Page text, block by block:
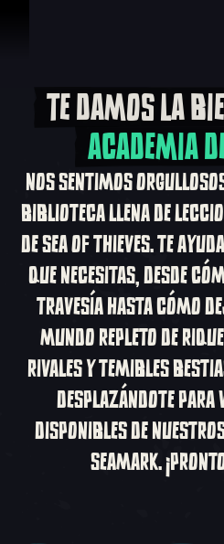
TE DAMOS LA
ACADEMIA
NOS SENTIMOS
BIBLIOTECA LLENA DE
DE SEA OF THIEVES. TE
QUE NECESITAS, DESDE
TRAVESÍA HASTA CÓMO
MUNDO REPLETO DE
RIVALES Y TEMIBLES
DESPLAZÁNDOTE PARA
DISPONIBLES DE
SEAMARK.